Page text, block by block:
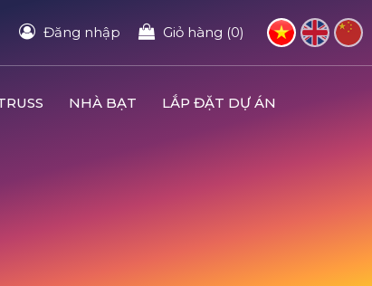
Đăng nhập Giỏ hàng (0)
NHÀ BẠT
LẮP ĐẶT DỰ ÁN